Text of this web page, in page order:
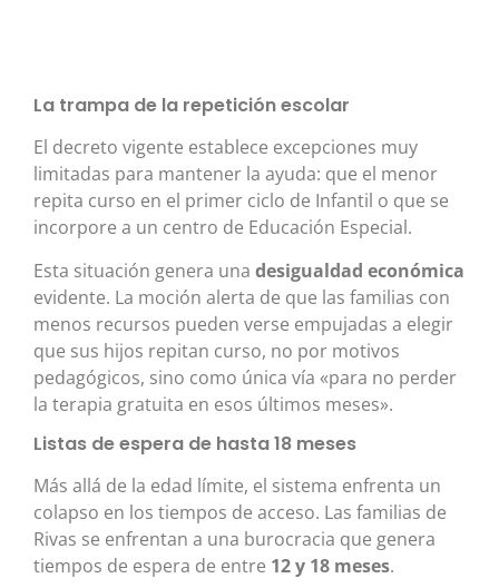
La trampa de la repetición escolar
El decreto vigente establece excepciones muy
limitadas para mantener la ayuda: que el menor
repita curso en el primer ciclo de Infantil o que se
incorpore a un centro de Educación Especial.
Esta situación genera una desigualdad económica
evidente. La moción alerta de que las familias con
menos recursos pueden verse empujadas a elegir
que sus hijos repitan curso, no por motivos
pedagógicos, sino como única vía «para no perder
la terapia gratuita en esos últimos meses».
Listas de espera de hasta 18 meses
Más allá de la edad límite, el sistema enfrenta un
colapso en los tiempos de acceso. Las familias de
Rivas se enfrentan a una burocracia que genera
tiempos de espera de entre 12 y 18 meses.